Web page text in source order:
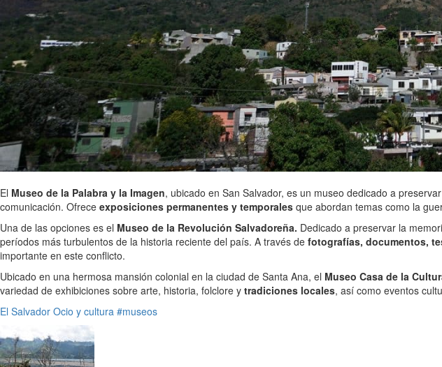
El Museo de la Palabra y la Imagen, ubicado en San Salvador, es un museo dedicado a
comunicación. Ofrece exposiciones permanentes y temporales que abordan temas como la
Una de las opciones es el Museo de la Revolución Salvadoreña. Dedicado a preservar la
períodos más turbulentos de la historia reciente del país. A través de fotografías, documentos,
importante en este conflicto.
Ubicado en una hermosa mansión colonial en la ciudad de Santa Ana, el Museo Casa de la
variedad de exhibiciones sobre arte, historia, folclore y tradiciones locales, así como eventos
El Salvador Ocio y cultura #museos